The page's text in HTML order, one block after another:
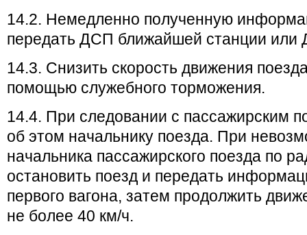
14.2. Немедленно полученную
передать ДСП ближайшей станции или
14.3. Снизить скорость движения
помощью служебного торможения.
14.4. При следовании с пассажирским
об этом начальнику поезда. При
начальника пассажирского поезда по
остановить поезд и передать
первого вагона, затем продолжить
не более 40 км/ч.